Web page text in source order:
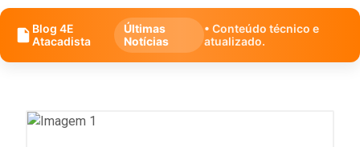
Blog 4E
Atacadista
Últimas
Notícias
• Conteúdo técnico e
atualizado.